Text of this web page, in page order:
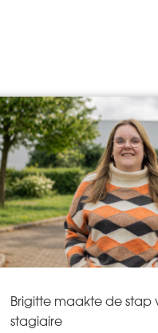
Brigitte maakte de stap
stagiaire